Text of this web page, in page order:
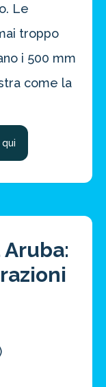
Le
troppo
i 500 mm
come la